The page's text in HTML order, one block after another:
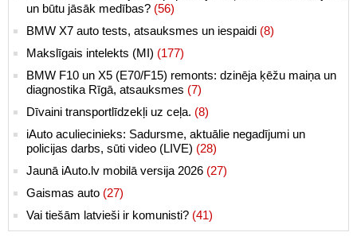
un būtu jāsāk medības? (56)
BMW X7 auto tests, atsauksmes un iespaidi (8)
Makslīgais intelekts (MI) (177)
BMW F10 un X5 (E70/F15) remonts: dzinēja ķēžu maiņa un
diagnostika Rīgā, atsauksmes (7)
Dīvaini transportlīdzekļi uz ceļa. (8)
iAuto aculiecinieks: Sadursme, aktuālie negadījumi un
policijas darbs, sūti video (LIVE) (28)
Jaunā iAuto.lv mobilā versija 2026 (27)
Gaismas auto (27)
Vai tiešām latvieši ir komunisti? (41)